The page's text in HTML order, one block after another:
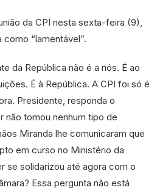
da CPI nesta sexta-feira (9),
“lamentável”.
da República não é a nós. É ao
É à República. A CPI foi só é
Presidente, responda o
não tomou nenhum tipo de
Miranda lhe comunicaram que
em curso no Ministério da
se solidarizou até agora com o
Essa pergunta não está